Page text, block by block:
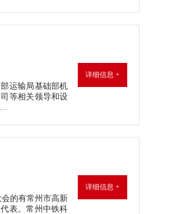
运输局基础部机
等相关领导和设
详细信息 +
的有常州市高新
表。常州中铁科
详细信息 +